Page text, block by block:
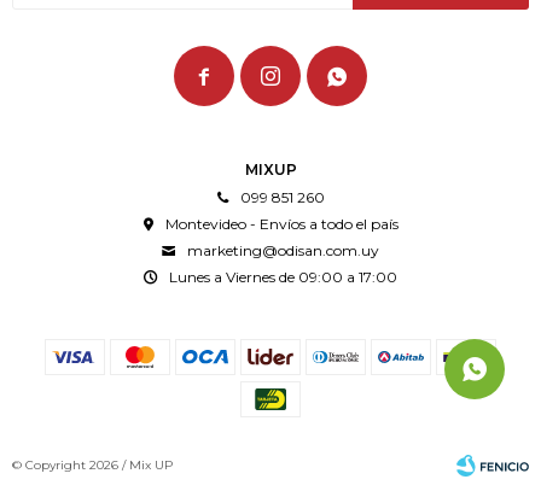
MIXUP
099 851 260
Montevideo - Envíos a todo el país
marketing@odisan.com.uy
Lunes a Viernes de 09:00 a 17:00
  
© Copyright 2026 / Mix UP